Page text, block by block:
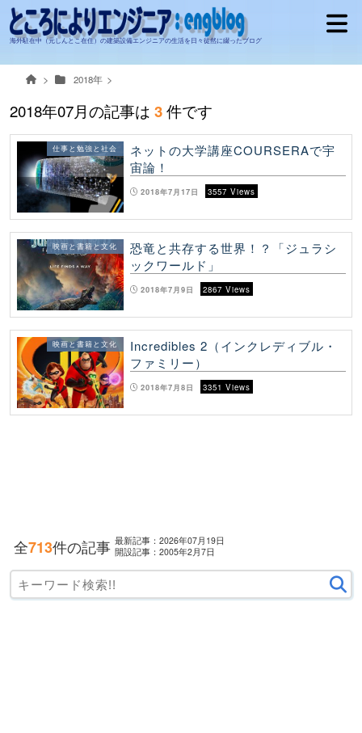
海外駐在中（元しんとこ在住）の建築設備エンジニアの生活を日々徒然に綴ったブログ
2018年
2018年07月の記事は 3件です
仕事と勉強と社会
ネットの大学講座COURSERAで宇
宙論！
2018年7月17日 3557 Views
映画と書籍と文化
恐竜と共存する世界！？「ジュラシ
ックワールド」
2018年7月9日 2867 Views
映画と書籍と文化
Incredibles 2（インクレディブル・
ファミリー）
2018年7月8日 3351 Views
全713件の記事 最新記事：2026年07月19日
開設記事：2005年2月7日